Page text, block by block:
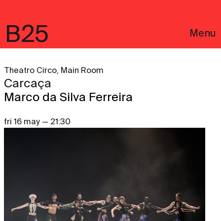
B25 Menu
Theatro Circo, Main Room
Carcaça
Marco da Silva Ferreira
fri 16 may — 21:30